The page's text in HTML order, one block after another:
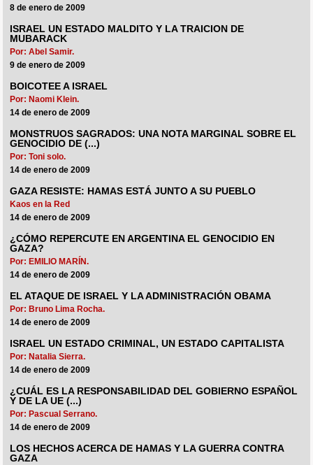
8 de enero de 2009
ISRAEL UN ESTADO MALDITO Y LA TRAICION DE
MUBARACK
Por: Abel Samir.
9 de enero de 2009
BOICOTEE A ISRAEL
Por: Naomi Klein.
14 de enero de 2009
MONSTRUOS SAGRADOS: UNA NOTA MARGINAL SOBRE EL
GENOCIDIO DE (...)
Por: Toni solo.
14 de enero de 2009
GAZA RESISTE: HAMAS ESTÁ JUNTO A SU PUEBLO
Kaos en la Red
14 de enero de 2009
¿CÓMO REPERCUTE EN ARGENTINA EL GENOCIDIO EN
GAZA?
Por: EMILIO MARÍN.
14 de enero de 2009
EL ATAQUE DE ISRAEL Y LA ADMINISTRACIÓN OBAMA
Por: Bruno Lima Rocha.
14 de enero de 2009
ISRAEL UN ESTADO CRIMINAL, UN ESTADO CAPITALISTA
Por: Natalia Sierra.
14 de enero de 2009
¿CUÁL ES LA RESPONSABILIDAD DEL GOBIERNO ESPAÑOL
Y DE LA UE (...)
Por: Pascual Serrano.
14 de enero de 2009
LOS HECHOS ACERCA DE HAMAS Y LA GUERRA CONTRA
GAZA